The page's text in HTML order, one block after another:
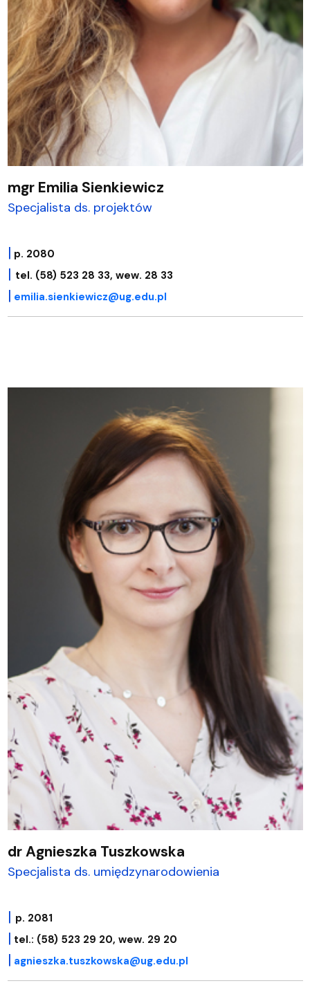
mgr Emilia Sienkiewicz
Specjalista ds. projektów
| p. 2080
| tel. (58) 523 28 33, wew. 28 33
| emilia.sienkiewicz@ug.edu.pl
dr Agnieszka Tuszkowska
Specjalista ds. umiędzynarodowienia
| p. 2081
| tel.: (58) 523 29 20, wew. 29 20
| agnieszka.tuszkowska@ug.edu.pl